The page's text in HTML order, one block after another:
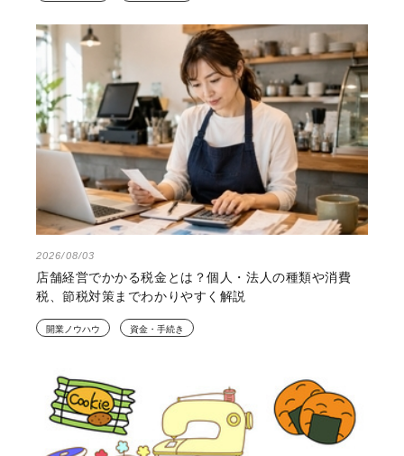
2026/08/03
店舗経営でかかる税金とは？個人・法人の種類や消費
税、節税対策までわかりやすく解説
開業ノウハウ 資金・手続き